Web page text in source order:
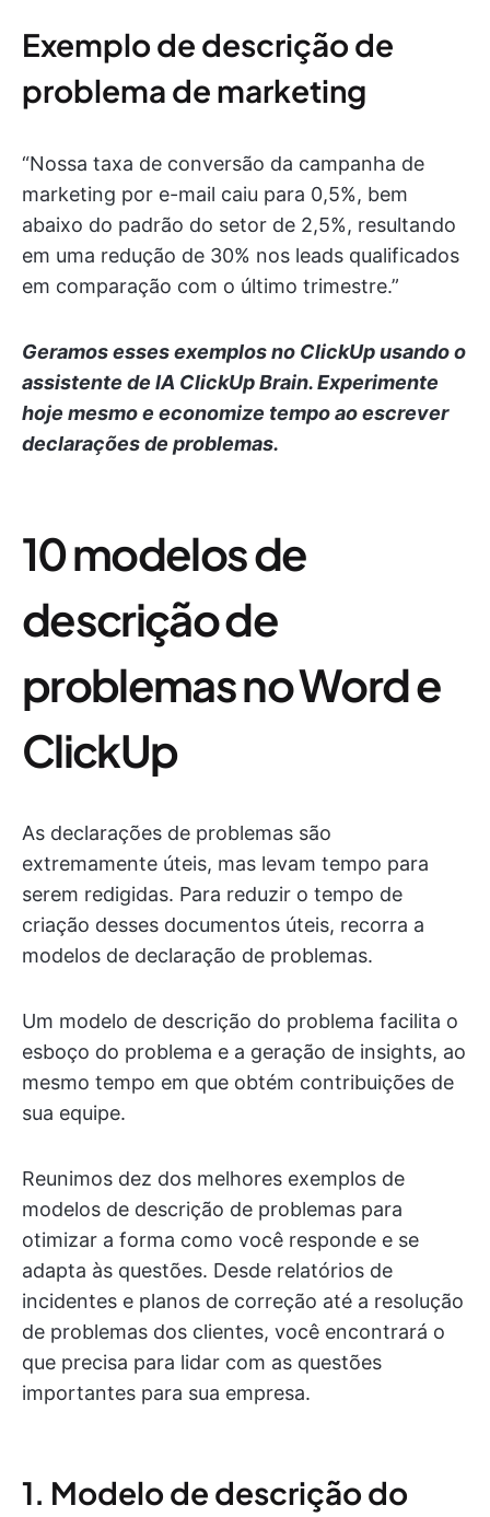
Exemplo de descrição de
problema de marketing
“Nossa taxa de conversão da campanha de
marketing por e-mail caiu para 0,5%, bem
abaixo do padrão do setor de 2,5%, resultando
em uma redução de 30% nos leads qualificados
em comparação com o último trimestre.”
Geramos esses exemplos no ClickUp usando o
assistente de IA ClickUp Brain. Experimente
hoje mesmo e economize tempo ao escrever
declarações de problemas.
10 modelos de
descrição de
problemas no Word e
ClickUp
As declarações de problemas são
extremamente úteis, mas levam tempo para
serem redigidas. Para reduzir o tempo de
criação desses documentos úteis, recorra a
modelos de declaração de problemas.
Um modelo de descrição do problema facilita o
esboço do problema e a geração de insights, ao
mesmo tempo em que obtém contribuições de
sua equipe.
Reunimos dez dos melhores exemplos de
modelos de descrição de problemas para
otimizar a forma como você responde e se
adapta às questões. Desde relatórios de
incidentes e planos de correção até a resolução
de problemas dos clientes, você encontrará o
que precisa para lidar com as questões
importantes para sua empresa.
1. Modelo de descrição do